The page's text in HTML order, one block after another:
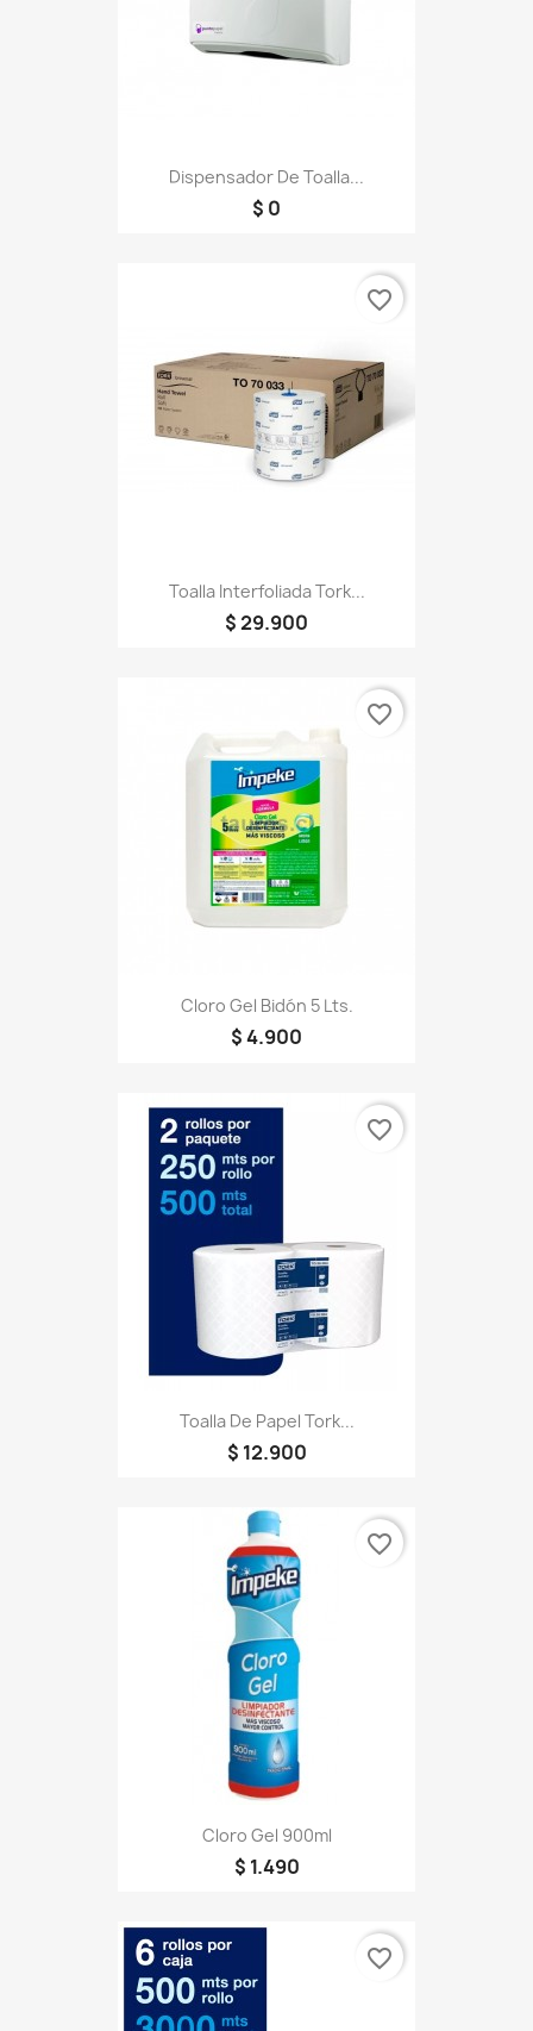
Dispensador De Toalla...
$ 0
Toalla Interfoliada Tork...
$ 29.900
favorite_border
Cloro Gel Bidón 5 Lts.
$ 4.900
favorite_border
Toalla De Papel Tork...
$ 12.900
favorite_border
Cloro Gel 900ml
$ 1.490
favorite_border
favorite_border